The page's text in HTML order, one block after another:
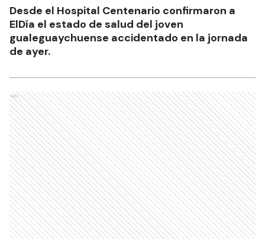
Desde el Hospital Centenario confirmaron a
ElDía el estado de salud del joven
gualeguaychuense accidentado en la jornada
de ayer.
Ads